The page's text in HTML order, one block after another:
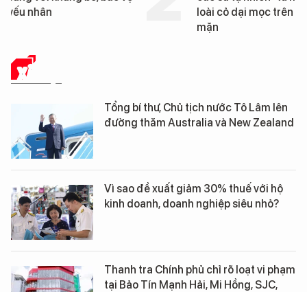
loài cỏ dại mọc trên đất
XÃ HỘI
Tổng bí thư, Chủ tịch nước Tô Lâm lên
đường thăm Australia và New Zealand
Vì sao đề xuất giảm 30% thuế với hộ
kinh doanh, doanh nghiệp siêu nhỏ?
Thanh tra Chính phủ chỉ rõ loạt vi phạm
tại Bảo Tín Mạnh Hải, Mi Hồng, SJC,